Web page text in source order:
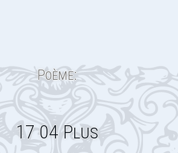
Poème:
17 04 Plus